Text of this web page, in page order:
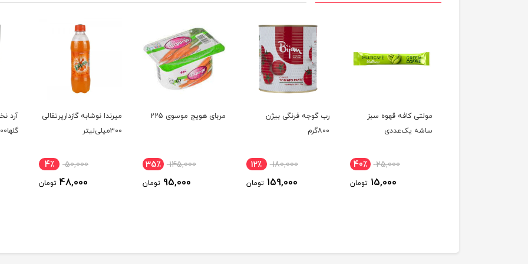
مولتی کافه قهوه سبز
ساشه یک‌عددی
25,000 40٪
15,000 تومان
رب گوجه فرنگی بیژن
۸۰۰گرم
180,000 12٪
159,000 تومان
مربای هویج موسوی 225
145,000 35٪
95,000 تومان
میرندا نوشابه گازدارپرتقالی
۳۰۰میلی‌لیتر
50,000 4٪
48,000 تومان
آرد
گلها100 گرمی خالص